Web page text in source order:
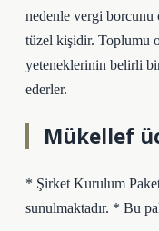
nedenle vergi
tüzel kişidir. Toplumu
yeteneklerinin belirli
ederler.
Mükellef
* Şirket Kurulum
sunulmaktadır. * Bu